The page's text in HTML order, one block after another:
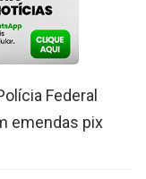
Federal
emendas pix